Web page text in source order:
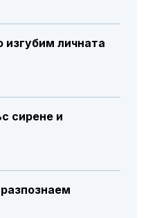
изгубим личната
сирене и